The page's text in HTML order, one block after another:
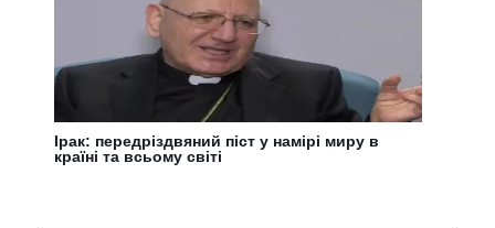
Ірак: передріздвяний піст у намірі миру в
країні та всьому світі